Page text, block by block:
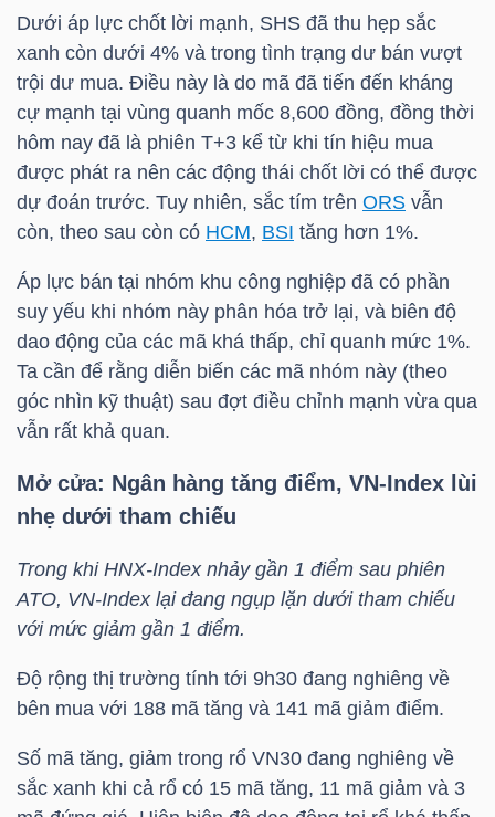
Dưới áp lực chốt lời mạnh, SHS đã thu hẹp sắc
xanh còn dưới 4% và trong tình trạng dư bán vượt
trội dư mua. Điều này là do mã đã tiến đến kháng
cự mạnh tại vùng quanh mốc 8,600 đồng, đồng thời
hôm nay đã là phiên T+3 kể từ khi tín hiệu mua
được phát ra nên các động thái chốt lời có thể được
dự đoán trước. Tuy nhiên, sắc tím trên ORS vẫn
còn, theo sau còn có HCM, BSI tăng hơn 1%.
Áp lực bán tại nhóm khu công nghiệp đã có phần
suy yếu khi nhóm này phân hóa trở lại, và biên độ
dao động của các mã khá thấp, chỉ quanh mức 1%.
Ta cần để rằng diễn biến các mã nhóm này (theo
góc nhìn kỹ thuật) sau đợt điều chỉnh mạnh vừa qua
vẫn rất khả quan.
Mở cửa: Ngân hàng tăng điểm, VN-Index lùi
nhẹ dưới tham chiếu
Trong khi HNX-Indexnhảy gần 1 điểm sau phiên
ATO, VN-Indexlại đang ngụp lặn dưới tham chiếu
với mức giảm gần 1 điểm.
Độ rộng thị trường tính tới 9h30 đang nghiêng về
bên mua với 188 mã tăng và 141 mã giảm điểm.
Số mã tăng, giảm trong rổ VN30 đang nghiêng về
sắc xanh khi cả rổ có 15 mã tăng, 11 mã giảm và 3
Tất cả Người liên quan
Tin
tức
Bài
của
tác
giả
(-)
cáo
phân
(-)
ngữ
(-)
Dịch